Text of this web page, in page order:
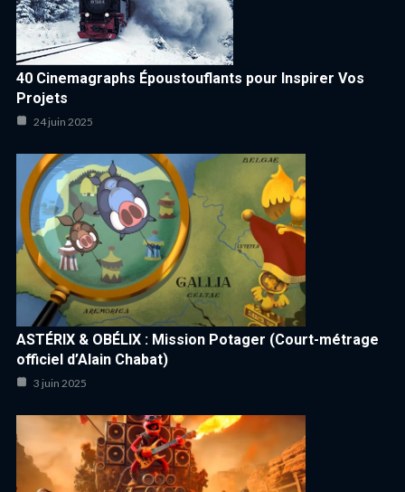
40 Cinemagraphs Époustouflants pour Inspirer Vos
Projets
24 juin 2025
ASTÉRIX & OBÉLIX : Mission Potager (Court-métrage
officiel d’Alain Chabat)
3 juin 2025